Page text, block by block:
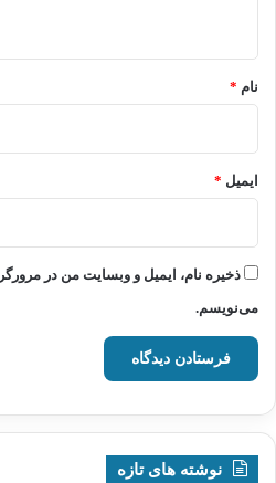
نام *
ایمیل *
ذخیره نام، ایمیل و وبسایت من در
می‌نویسم.
نوشته های تازه